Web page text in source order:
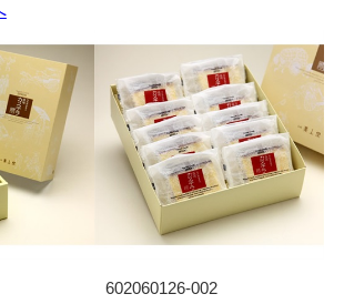
602060126-002